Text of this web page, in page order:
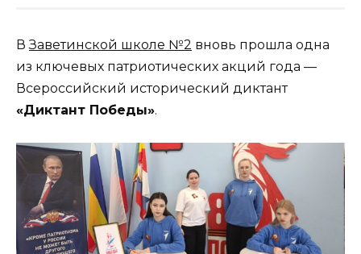
ВЗаветинской школе №2 вновь прошла одна
из ключевых патриотических акций года —
Всероссийский исторический диктант
«Диктант Победы».